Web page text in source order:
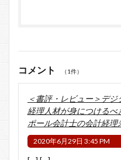
コメント （1件）
＜書評・レビュー＞デ
経理人材が身につける
ポール会計士の会計経理
2020年6月29日 3:45 PM